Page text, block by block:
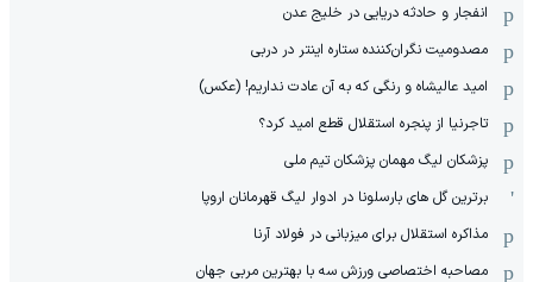
انفجار و حادثه دریایی در خلیج عدن
مصدومیت نگران‌کننده ستاره اینتر در دربی
امید عالیشاه و رنگی که به آن عادت نداریم! (عکس)
تاجرنیا از پنجره استقلال قطع امید کرد؟
پزشکان لیگ مهمان پزشکان تیم ملی
برترین گل های بارسلونا در ادوار لیگ قهرمانان اروپا
مذاکره استقلال برای میزبانی در فولاد آرنا
مصاحبه اختصاصی ورزش سه با بهترین مربی جهان